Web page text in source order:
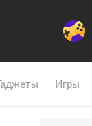
Гаджеты Игры